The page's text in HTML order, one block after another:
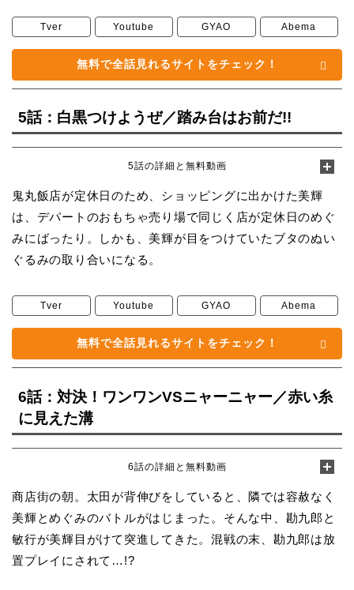
Tver Youtube GYAO Abema
無料で全話見れるサイトをチェック！
5話：白黒つけようぜ／踏み台はお前だ!!
5話の詳細と無料動画
鬼丸飯店が定休日のため、ショッピングに出かけた美輝
は、デパートのおもちゃ売り場で同じく店が定休日のめぐ
みにばったり。しかも、美輝が目をつけていたブタのぬい
ぐるみの取り合いになる。
Tver Youtube GYAO Abema
無料で全話見れるサイトをチェック！
6話：対決！ワンワンVSニャーニャー／赤い糸
に見えた溝
6話の詳細と無料動画
商店街の朝。太田が背伸びをしていると、隣では容赦なく
美輝とめぐみのバトルがはじまった。そんな中、勘九郎と
敏行が美輝目がけて突進してきた。混戦の末、勘九郎は放
置プレイにされて…!?